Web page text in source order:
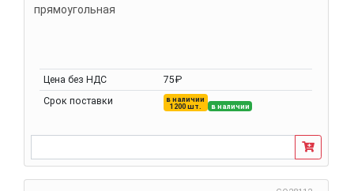
прямоугольная
Цена без НДС
75₽
Срок поставки
в наличии
1200 шт.
в наличии